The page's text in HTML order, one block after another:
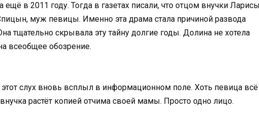
ещё в 2011 году. Тогда в газетах писали, что отцом внучки Ларисы
муж певицы. Именно эта драма стала причиной развода
тщательно скрывала эту тайну долгие годы. Долина не хотела
всеобщее обозрение.
этот слух вновь всплыл в информационном поле. Хоть певица всё
растёт копией отчима своей мамы. Просто одно лицо.